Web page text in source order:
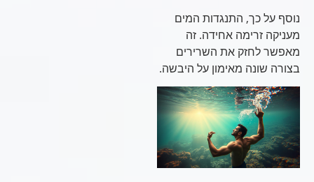
נוסף על כך, התנגדות המים
מעניקה זרימה אחידה. זה
מאפשר לחזק את השרירים
בצורה שונה מאימון על היבשה.